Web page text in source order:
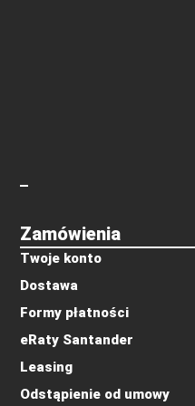
Zamówienia
Twoje konto
Dostawa
Formy płatności
eRaty Santander
Leasing
Odstąpienie od umowy